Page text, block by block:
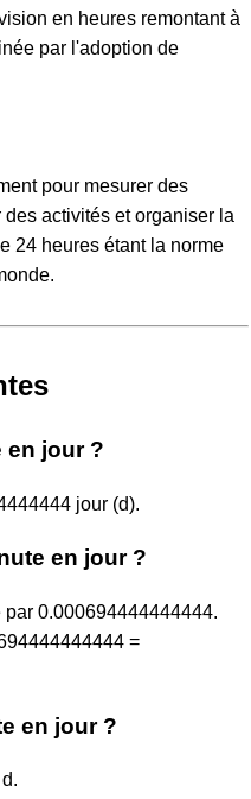
en heures remontant à
par l'adoption de
pour mesurer des
activités et organiser la
24 heures étant la norme
en jour ?
jour (d).
en jour ?
0.000694444444444.
=
en jour ?